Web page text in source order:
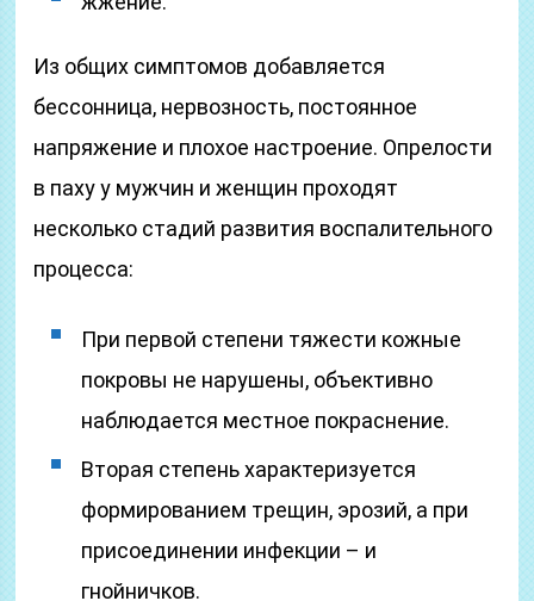
Из общих симптомов добавляется
бессонница, нервозность, постоянное
напряжение и плохое настроение. Опрелости
в паху у мужчин и женщин проходят
несколько стадий развития воспалительного
процесса:
При первой степени тяжести кожные
покровы не нарушены, объективно
наблюдается местное покраснение.
Вторая степень характеризуется
формированием трещин, эрозий, а при
присоединении инфекции – и
гнойничков.